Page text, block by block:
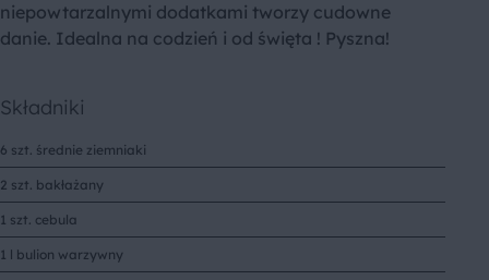
niepowtarzalnymi dodatkami tworzy cudowne
danie. Idealna na codzień i od święta ! Pyszna!
Składniki
6 szt. średnie ziemniaki
2 szt. bakłażany
1 szt. cebula
1 l bulion warzywny